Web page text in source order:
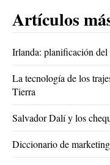
Artículos
Irlanda: planificación
La tecnología de los
Tierra
Salvador Dalí y los
Diccionario de